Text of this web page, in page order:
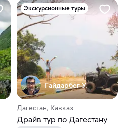
Экскурсионные туры
Гайдарбег У.
Дагестан, Кавказ
Драйв тур по Дагестану